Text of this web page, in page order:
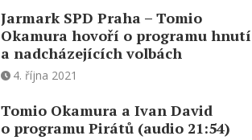
Jarmark SPD Praha – Tomio
Okamura hovoří o programu hnutí
a nadcházejících volbách
4. října 2021
Tomio Okamura a Ivan David
o programu Pirátů (audio 21:54)